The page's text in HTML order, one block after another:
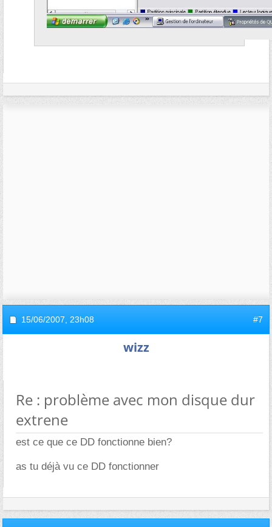
15/06/2007, 23h08 #7
wizz
Re : problème avec mon disque dur
extrene
est ce que ce DD fonctionne bien?
as tu déjà vu ce DD fonctionner